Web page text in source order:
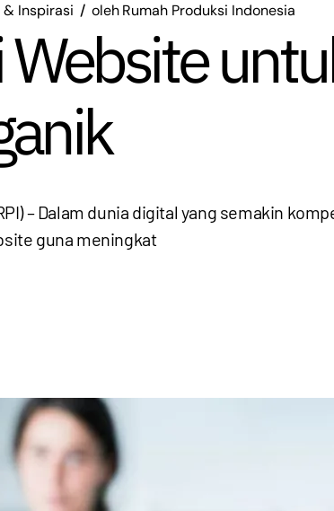
& Inspirasi olehRumah Produksi Indonesia
– Dalam dunia digital yang semakin
guna meningkat